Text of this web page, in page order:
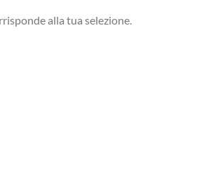
alla tua selezione.